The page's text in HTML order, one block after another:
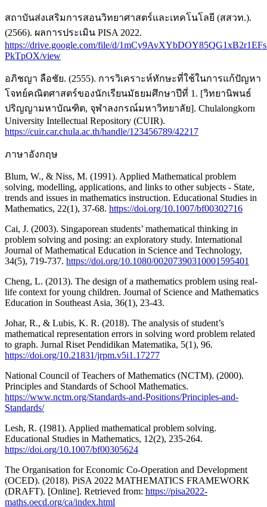
สถาบันส่งเสริมการสอนวิทยาศาสตร์และเทคโนโลยี (สสวท.).
(2566). ผลการประเมิน PISA 2022.
https://drive.google.com/file/d/
PkTpOX/view
อภิชญา ลือชัย. (2555). การวิเคราะห์ทักษะที่ใช้ในการแก้ปัญหา
โจทย์คณิตศาสตร์ของนักเรียนมัธยมศึกษาปีที่ 1. [วิทยานิพนธ์
ปริญญามหาบัณฑิต, จุฬาลงกรณ์มหาวิทยาลัย]. Chulalongkorn
University Intellectual Repository (CUIR).
https://cuir.car.chula.ac.th/handle/123456789/42217
ภาษาอังกฤษ
Blum, W., & Niss, M. (1991). Applied Mathematical problem
solving, modelling, applications, and links to other subjects - State,
trends and issues in mathematics instruction. Educational Studies in
Mathematics, 22(1), 37-68. https://doi.org/10.1007/bf00302716
Cai, J. (2003). Singaporean students’ mathematical thinking in
problem solving and posing: an exploratory study. International
Journal of Mathematical Education in Science and Technology,
34(5), 719-737. https://doi.org/10.1080/00207390310001595401
Cheng, L. (2013). The design of a mathematics problem using real-
life context for young children. Journal of Science and Mathematics
Education in Southeast Asia, 36(1), 23-43.
Johar, R., & Lubis, K. R. (2018). The analysis of student’s
mathematical representation errors in solving word problem related
to graph. Jurnal Riset Pendidikan Matematika, 5(1), 96.
https://doi.org/10.21831/jrpm.v5i1.17277
National Council of Teachers of Mathematics (NCTM). (2000).
Principles and Standards of School Mathematics.
https://www.nctm.org/Standards-and-Positions/Principles-and-
Standards/
Lesh, R. (1981). Applied mathematical problem solving.
Educational Studies in Mathematics, 12(2), 235-264.
https://doi.org/10.1007/bf00305624
The Organisation for Economic Co-Operation and Development
(OCED). (2018). PiSA 2022 MATHEMATICS FRAMEWORK
(DRAFT). [Online]. Retrieved from: https://pisa2022-
maths.oecd.org/ca/index.html